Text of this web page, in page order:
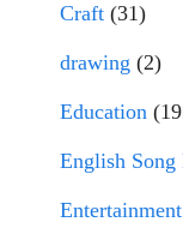
Craft (31)
drawing (2)
Education
English Song
Entertainment